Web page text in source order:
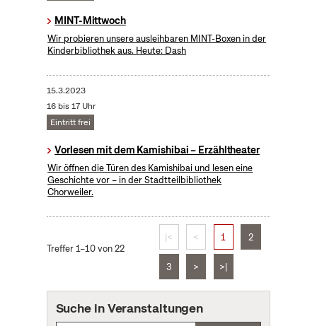
MINT-Mittwoch
Wir probieren unsere ausleihbaren MINT-Boxen in der
Kinderbibliothek aus. Heute: Dash
15.3.2023
16 bis 17 Uhr
Eintritt frei
Vorlesen mit dem Kamishibai – Erzähltheater
Wir öffnen die Türen des Kamishibai und lesen eine
Geschichte vor – in der Stadtteilbibliothek
Chorweiler.
Treffer 1–10 von 22
|< < 1 2
3 > >|
Suche in Veranstaltungen